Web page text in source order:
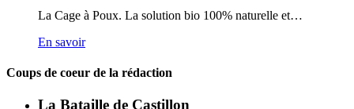
La Cage à Poux. La solution bio 100% naturelle et…
En savoir
Coups de coeur de la rédaction
La Bataille de Castillon